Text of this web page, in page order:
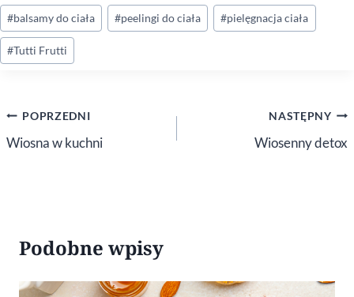
Tagi
wpisu:
#balsamy do ciała #peelingi do ciała #pielęgnacja ciała
#Tutti Frutti
Nawigacja
wpisu
POPRZEDNI
Wiosna w kuchni
NASTĘPNY
Wiosenny detox
Podobne wpisy